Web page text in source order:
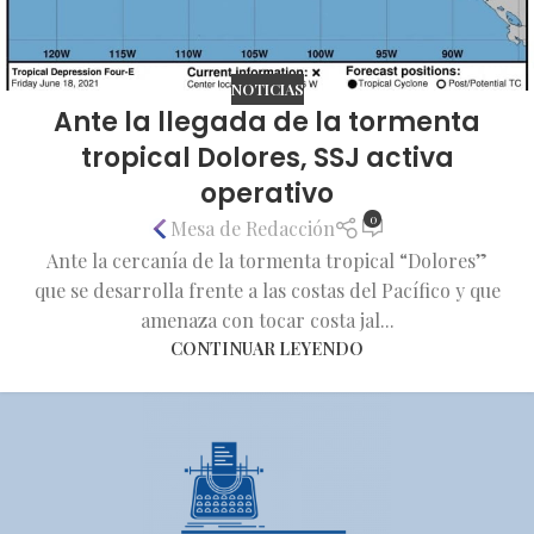
NOTICIAS
Ante la llegada de la tormenta
tropical Dolores, SSJ activa
operativo
Mesa de Redacción 0
Ante la cercanía de la tormenta tropical “Dolores”
que se desarrolla frente a las costas del Pacífico y que
amenaza con tocar costa jal...
CONTINUAR LEYENDO